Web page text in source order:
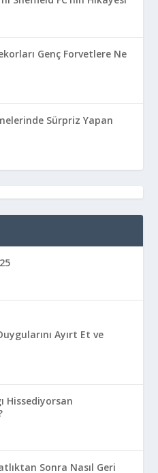
Genç Forvetlere Ne
Sürpriz Yapan
Ayırt Et ve
Hissediyorsan
Sonra Nasıl Geri